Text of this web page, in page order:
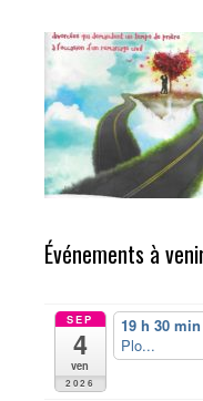
Événements à
SEP
4
ven
2026
19 h 30 min
Plo...